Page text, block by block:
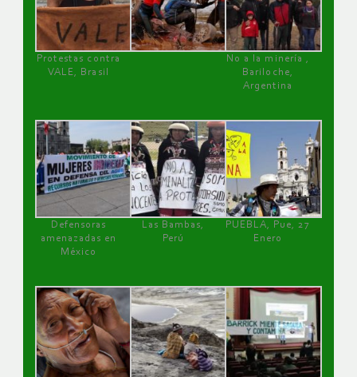
Protestas contra
VALE, Brasil
No a la minería ,
Bariloche,
Argentina
Defensoras
amenazadas en
México
Las Bambas,
Perú
PUEBLA, Pue, 27
Enero